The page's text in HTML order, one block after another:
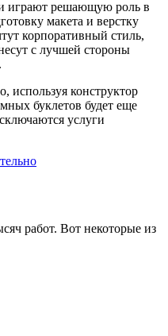
играют решающую роль в
макета и верстку
корпоративный стиль,
с лучшей стороны
используя конструктор
буклетов будет еще
услуги
работ. Вот некоторые из